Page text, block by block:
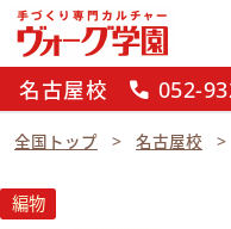
名古屋校 call 052-
全国トップ 名古屋校
編物